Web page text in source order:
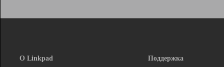
О Linkpad
Поддержка